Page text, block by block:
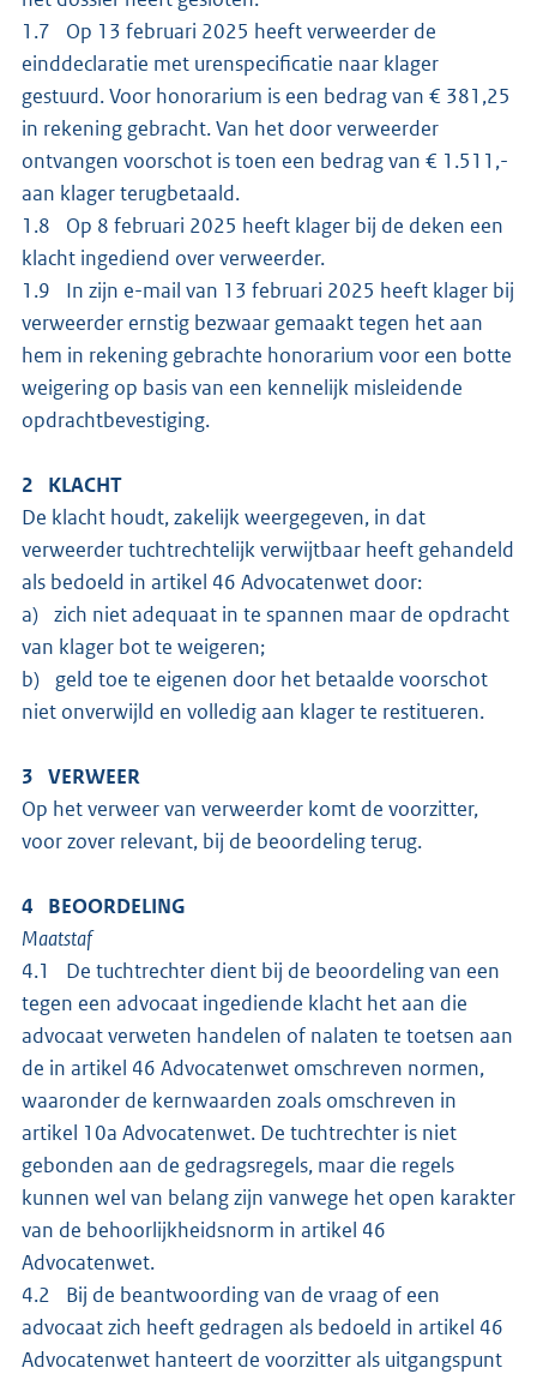
1.7 Op 13 februari 2025 heeft verweerder de
einddeclaratie met urenspecificatie naar klager
gestuurd. Voor honorarium is een bedrag van € 381,25
in rekening gebracht. Van het door verweerder
ontvangen voorschot is toen een bedrag van € 1.511,-
aan klager terugbetaald.
1.8 Op 8 februari 2025 heeft klager bij de deken een
klacht ingediend over verweerder.
1.9 In zijn e-mail van 13 februari 2025 heeft klager bij
verweerder ernstig bezwaar gemaakt tegen het aan
hem in rekening gebrachte honorarium voor een botte
weigering op basis van een kennelijk misleidende
opdrachtbevestiging.
2 KLACHT
De klacht houdt, zakelijk weergegeven, in dat
verweerder tuchtrechtelijk verwijtbaar heeft gehandeld
als bedoeld in artikel 46 Advocatenwet door:
a) zich niet adequaat in te spannen maar de opdracht
van klager bot te weigeren;
b) geld toe te eigenen door het betaalde voorschot
niet onverwijld en volledig aan klager te restitueren.
3 VERWEER
Op het verweer van verweerder komt de voorzitter,
voor zover relevant, bij de beoordeling terug.
4 BEOORDELING
Maatstaf
4.1 De tuchtrechter dient bij de beoordeling van een
tegen een advocaat ingediende klacht het aan die
advocaat verweten handelen of nalaten te toetsen aan
de in artikel 46 Advocatenwet omschreven normen,
waaronder de kernwaarden zoals omschreven in
artikel 10a Advocatenwet. De tuchtrechter is niet
gebonden aan de gedragsregels, maar die regels
kunnen wel van belang zijn vanwege het open karakter
van de behoorlijkheidsnorm in artikel 46
Advocatenwet.
4.2 Bij de beantwoording van de vraag of een
advocaat zich heeft gedragen als bedoeld in artikel 46
Advocatenwet hanteert de voorzitter als uitgangspunt